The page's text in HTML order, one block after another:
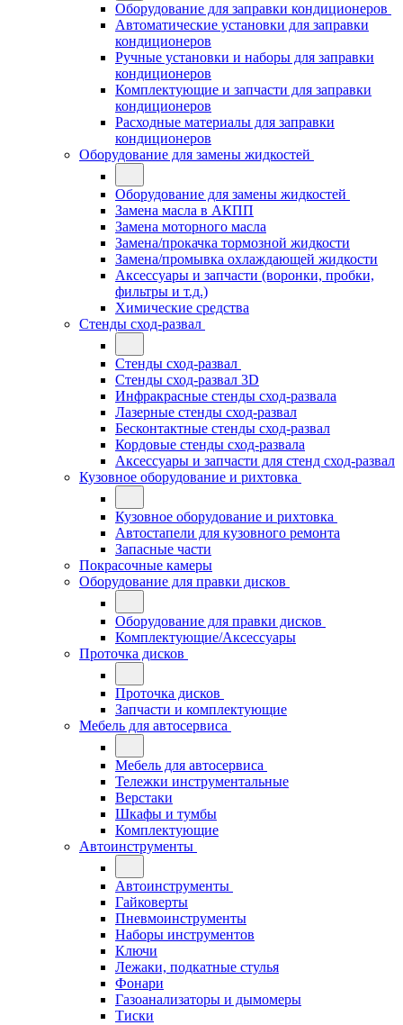
Оборудование для заправки кондиционеров
Автоматические установки для заправки
кондиционеров
Ручные установки и наборы для заправки
кондиционеров
Комплектующие и запчасти для заправки
кондиционеров
Расходные материалы для заправки
кондиционеров
Оборудование для замены жидкостей
Оборудование для замены жидкостей
Замена масла в АКПП
Замена моторного масла
Замена/прокачка тормозной жидкости
Замена/промывка охлаждающей жидкости
Аксессуары и запчасти (воронки, пробки,
фильтры и т.д.)
Химические средства
Стенды сход-развал
Стенды сход-развал
Стенды сход-развал 3D
Инфракрасные стенды сход-развала
Лазерные стенды сход-развал
Бесконтактные стенды сход-развал
Кордовые стенды сход-развала
Аксессуары и запчасти для стенд сход-развал
Кузовное оборудование и рихтовка
Кузовное оборудование и рихтовка
Автостапели для кузовного ремонта
Запасные части
Покрасочные камеры
Оборудование для правки дисков
Оборудование для правки дисков
Комплектующие/Аксессуары
Проточка дисков
Проточка дисков
Запчасти и комплектующие
Мебель для автосервиса
Мебель для автосервиса
Тележки инструментальные
Верстаки
Шкафы и тумбы
Комплектующие
Автоинструменты
Автоинструменты
Гайковерты
Пневмоинструменты
Наборы инструментов
Ключи
Лежаки, подкатные стулья
Фонари
Газоанализаторы и дымомеры
Тиски